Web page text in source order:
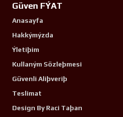
Güven FÝAT
Anasayfa
Hakkýmýzda
Ýletiþim
Kullaným Sözleþmesi
Güvenli Aliþveriþ
Teslimat
Design By Raci Taþan